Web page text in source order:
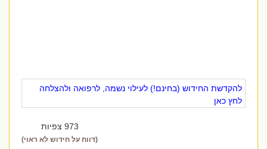
להקדשת החידוש (בחינם!) לעילוי נשמה, לרפואה ולהצלחה
לחץ כאן
973 צפיות
(דווח על חידוש לא ראוי)